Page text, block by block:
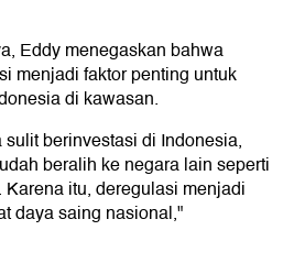
Eddy menegaskan bahwa
menjadi faktor penting untuk
di kawasan.
berinvestasi di Indonesia,
beralih ke negara lain seperti
itu, deregulasi menjadi
daya saing nasional,"